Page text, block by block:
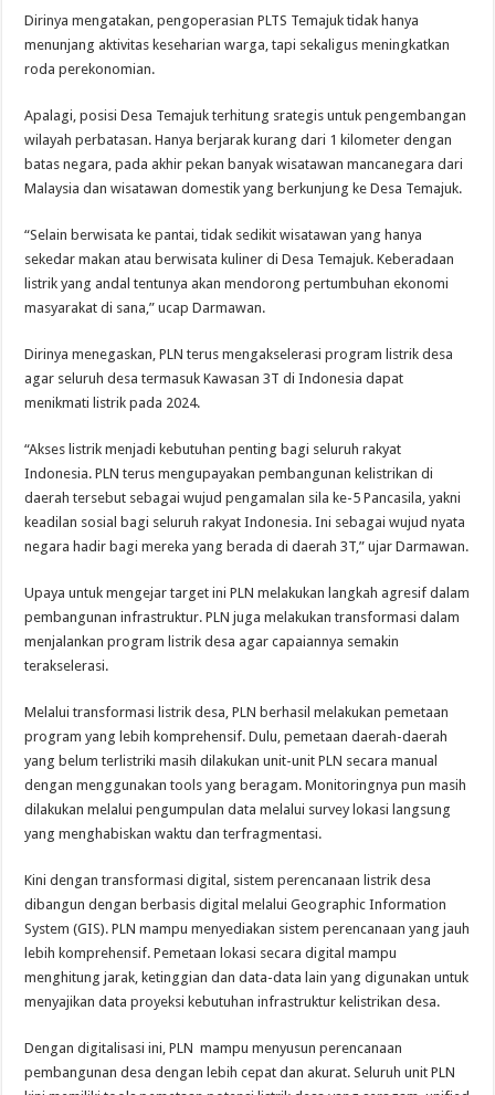
Dirinya mengatakan, pengoperasian PLTS Temajuk tidak hanya
menunjang aktivitas keseharian warga, tapi sekaligus meningkatkan
roda perekonomian.
Apalagi, posisi Desa Temajuk terhitung srategis untuk pengembangan
wilayah perbatasan. Hanya berjarak kurang dari 1 kilometer dengan
batas negara, pada akhir pekan banyak wisatawan mancanegara dari
Malaysia dan wisatawan domestik yang berkunjung ke Desa Temajuk.
“Selain berwisata ke pantai, tidak sedikit wisatawan yang hanya
sekedar makan atau berwisata kuliner di Desa Temajuk. Keberadaan
listrik yang andal tentunya akan mendorong pertumbuhan ekonomi
masyarakat di sana,” ucap Darmawan.
Dirinya menegaskan, PLN terus mengakselerasi program listrik desa
agar seluruh desa termasuk Kawasan 3T di Indonesia dapat
menikmati listrik pada 2024.
“Akses listrik menjadi kebutuhan penting bagi seluruh rakyat
Indonesia. PLN terus mengupayakan pembangunan kelistrikan di
daerah tersebut sebagai wujud pengamalan sila ke-5 Pancasila, yakni
keadilan sosial bagi seluruh rakyat Indonesia. Ini sebagai wujud nyata
negara hadir bagi mereka yang berada di daerah 3T,” ujar Darmawan.
Upaya untuk mengejar target ini PLN melakukan langkah agresif dalam
pembangunan infrastruktur. PLN juga melakukan transformasi dalam
menjalankan program listrik desa agar capaiannya semakin
terakselerasi.
Melalui transformasi listrik desa, PLN berhasil melakukan pemetaan
program yang lebih komprehensif. Dulu, pemetaan daerah-daerah
yang belum terlistriki masih dilakukan unit-unit PLN secara manual
dengan menggunakan tools yang beragam. Monitoringnya pun masih
dilakukan melalui pengumpulan data melalui survey lokasi langsung
yang menghabiskan waktu dan terfragmentasi.
Kini dengan transformasi digital, sistem perencanaan listrik desa
dibangun dengan berbasis digital melalui Geographic Information
System (GIS). PLN mampu menyediakan sistem perencanaan yang jauh
lebih komprehensif. Pemetaan lokasi secara digital mampu
menghitung jarak, ketinggian dan data-data lain yang digunakan untuk
menyajikan data proyeksi kebutuhan infrastruktur kelistrikan desa.
Dengan digitalisasi ini, PLN mampu menyusun perencanaan
pembangunan desa dengan lebih cepat dan akurat. Seluruh unit PLN